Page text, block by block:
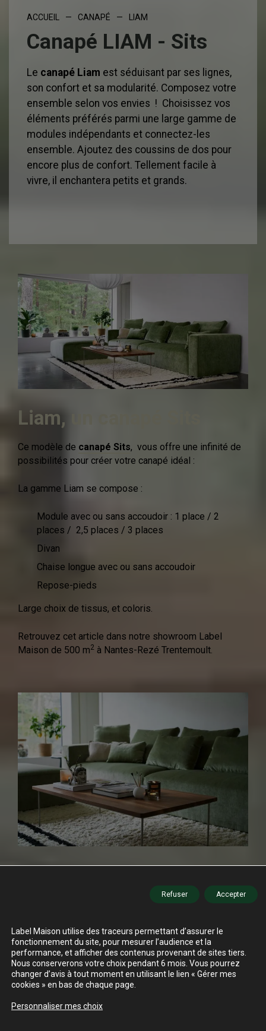
ACCUEIL — CANAPÉ — LIAM
Canapé LIAM - Sits
Le canapé Liam est séduisant par ses lignes,
son confort et sa modularité. Composez votre
ensemble selon vos envies ! Choisissez vos
éléments préférés parmi une large gamme de
modules indépendants et connectez-les
ensemble. Ajoutez des coussins de dos pour
encore plus de confort. Tellement facile à
vivre, il enchantera petits et grands.
Liam, un canapé Sits
Ce modèle de canapé Sits, vous offre une infinité de
possibilités pour créer votre canapé idéal :
La gamme Liam se compose :
Module avec ou sans accoudoir : 1 place / 2
places / 2,5 places / 3 places
Divan
Chaise longue avec ou sans accoudoir
Repose-pieds
Large choix de tissus, et coloris.
Retrouvez cet article dans notre showroom Label
Maison de 500 m2 à Nantes-Rezé Trentemoult.
Label Maison utilise des traceurs permettant d’assurer le
fonctionnement du site, pour mesurer l’audience et la
performance, et afficher des contenus provenant de sites tiers.
Nous conserverons votre choix pendant 6 mois. Vous pourrez
changer d’avis à tout moment en utilisant le lien « Gérer mes
cookies » en bas de chaque page.
Personnaliser mes choix
Accepter
Refuser